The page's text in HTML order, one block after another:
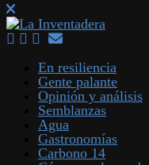
En resiliencia
Gente palante
Opinión y análisis
Semblanzas
Agua
Gastronomías
Carbono 14